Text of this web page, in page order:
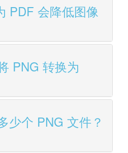
PDF 会降低图像
PNG 转换为
少个 PNG 文件？